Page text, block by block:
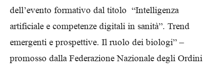
dell’evento formativo dal titolo “Intelligenza
artificiale e competenze digitali in sanità”. Trend
emergenti e prospettive. Il ruolo dei biologi” –
promosso dalla Federazione Nazionale degli Ordini